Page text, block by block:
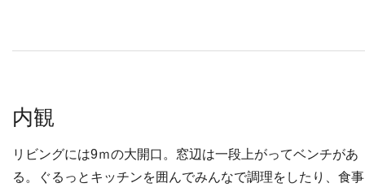
内観
リビングには9ｍの大開口。窓辺は一段上がってベンチがあ
る。ぐるっとキッチンを囲んでみんなで調理をしたり、食